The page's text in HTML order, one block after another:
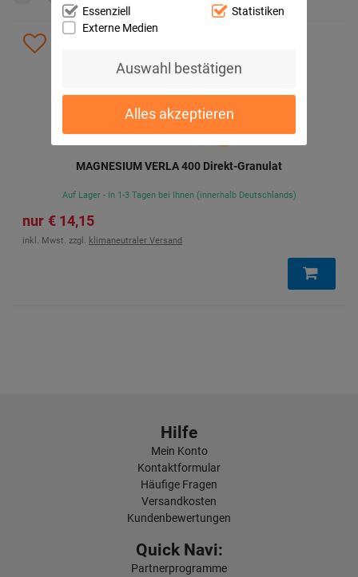
Essenziell
Statistiken
Externe Medien
Auswahl bestätigen
Alles akzeptieren
MAGNESIUM VERLA 400 Direkt-Granulat
14,15 €
Auf Lager - In 1-3 Tagen bei Ihnen (innerhalb Deutschlands)
inkl. Mwst. zzgl. klimaneutraler Versand
Hilfe
Mein Konto
Kontaktformular
Häufige Fragen
Versandkosten
Kundenbewertungen
Quick Navi:
Partnerprogramme